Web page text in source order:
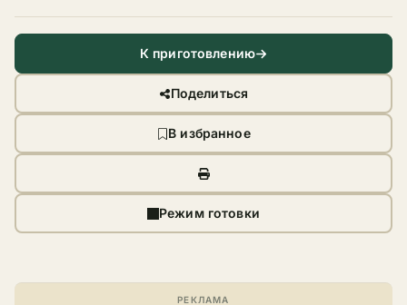
К приготовлению
Поделиться
В избранное
Режим готовки